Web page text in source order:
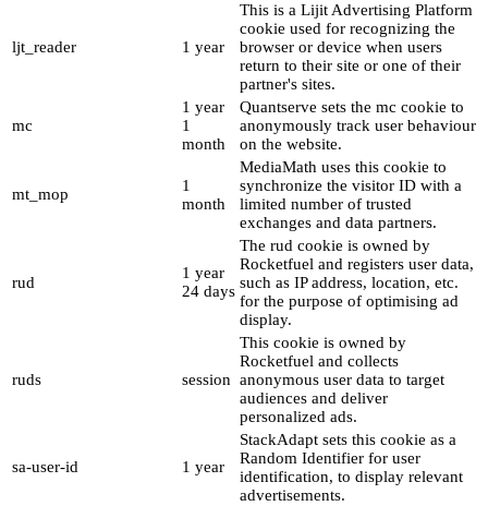
ljt_reader 1 year
This is a Lijit Advertising Platform
cookie used for recognizing the
browser or device when users
return to their site or one of their
partner's sites.
mc
1 year
1
month
Quantserve sets the mc cookie to
anonymously track user behaviour
on the website.
mt_mop
1
month
MediaMath uses this cookie to
synchronize the visitor ID with a
limited number of trusted
exchanges and data partners.
rud
1 year
24 days
The rud cookie is owned by
Rocketfuel and registers user data,
such as IP address, location, etc.
for the purpose of optimising ad
display.
ruds session
This cookie is owned by
Rocketfuel and collects
anonymous user data to target
audiences and deliver
personalized ads.
sa-user-id 1 year
StackAdapt sets this cookie as a
Random Identifier for user
identification, to display relevant
advertisements.